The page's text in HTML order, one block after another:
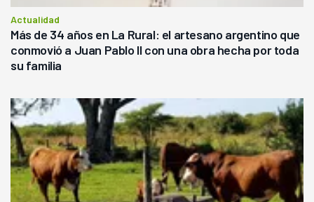
Actualidad
Más de 34 años en La Rural: el artesano argentino que
conmovió a Juan Pablo II con una obra hecha por toda
su familia